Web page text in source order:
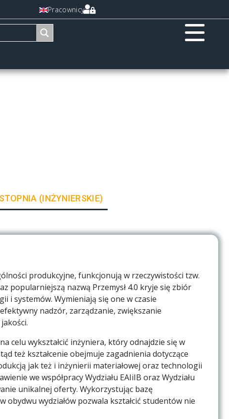
Pracownicy
(INŻYNIERSKIE)
produkcyjne, funkcjonują w rzeczywistości tzw.
popularniejszą nazwą Przemysł 4.0 kryje się zbiór
i systemów. Wymieniają się one w czasie
nadzór, zarządzanie, zwiększanie
celu wykształcić inżyniera, który odnajdzie się w
też kształcenie obejmuje zagadnienia dotyczące
jak też i inżynierii materiałowej oraz technologii
we współpracy Wydziału EAIiIB oraz Wydziału
unikalnej oferty. Wykorzystując bazę
wydziałów pozwala kształcić studentów nie